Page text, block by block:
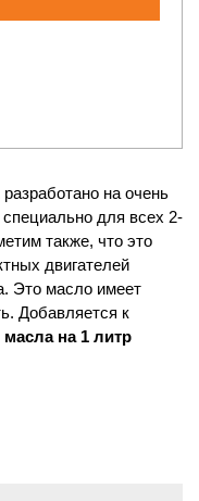
разработано на очень
для всех 2-
также, что это
двигателей
Это масло имеет
Добавляется к
масла на 1 литр